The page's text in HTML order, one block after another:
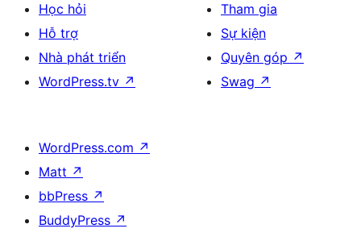
Học hỏi
Hỗ trợ
Nhà phát triển
WordPress.tv ↗
Tham gia
Sự kiện
Quyên góp ↗
Swag ↗
WordPress.com ↗
Matt ↗
bbPress ↗
BuddyPress ↗